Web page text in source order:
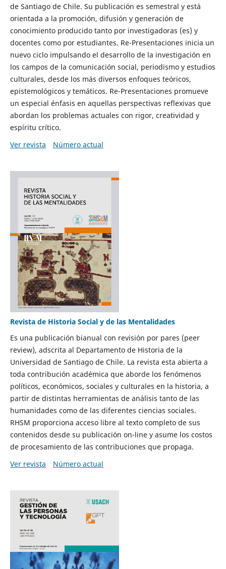
de Santiago de Chile. Su publicación es semestral y está
orientada a la promoción, difusión y generación de
conocimiento producido tanto por investigadoras (es) y
docentes como por estudiantes. Re-Presentaciones inicia un
nuevo ciclo impulsando el desarrollo de la investigación en
los campos de la comunicación social, periodismo y estudios
culturales, desde los más diversos enfoques teóricos,
epistemológicos y temáticos. Re-Presentaciones promueve
un especial énfasis en aquellas perspectivas reflexivas que
abordan los problemas actuales con rigor, creatividad y
espíritu crítico.
Ver revista
Número actual
Revista de Historia Social y de las Mentalidades
Es una publicación bianual con revisión por pares (peer
review), adscrita al Departamento de Historia de la
Universidad de Santiago de Chile. La revista esta abierta a
toda contribución académica que aborde los fenómenos
políticos, económicos, sociales y culturales en la historia, a
partir de distintas herramientas de análisis tanto de las
humanidades como de las diferentes ciencias sociales.
RHSM proporciona acceso libre al texto completo de sus
contenidos desde su publicación on-line y asume los costos
de procesamiento de las contribuciones que propaga.
Ver revista
Número actual